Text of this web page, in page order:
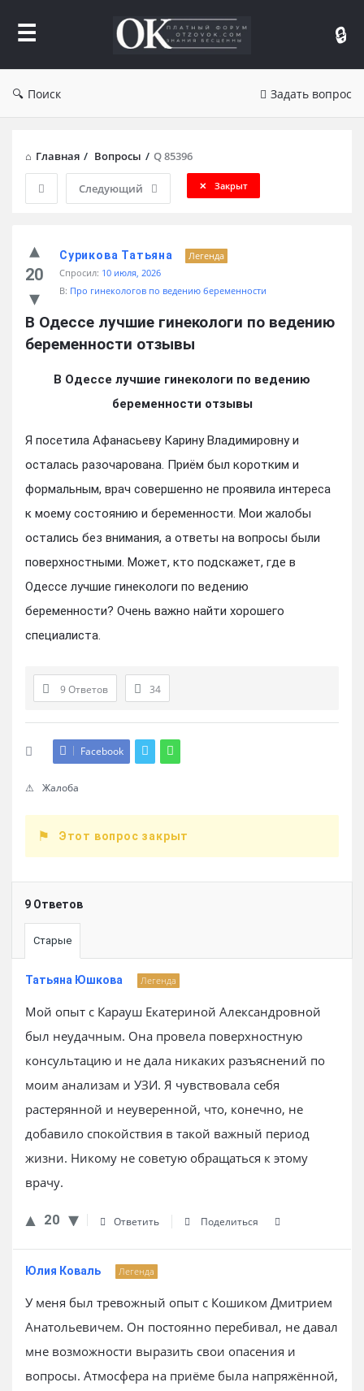
Отзывы
Поиск Задать вопрос
Главная / Вопросы / Q 85396
Следующий Закрыт
20
Сурикова Татьяна
Легенда
Спросил: 10 июля, 2026
В: Про гинекологов по ведению беременности
В Одессе лучшие гинекологи по ведению
беременности отзывы
В Одессе лучшие гинекологи по ведению
беременности отзывы
Я посетила Афанасьеву Карину Владимировну и
осталась разочарована. Приём был коротким и
формальным, врач совершенно не проявила интереса
к моему состоянию и беременности. Мои жалобы
остались без внимания, а ответы на вопросы были
поверхностными. Может, кто подскажет, где в
Одессе лучшие гинекологи по ведению
беременности? Очень важно найти хорошего
специалиста.
9 Ответов 34
Facebook
Жалоба
Этот вопрос закрыт
9 Ответов
Старые
Татьяна Юшкова Легенда
Мой опыт с Карауш Екатериной Александровной
был неудачным. Она провела поверхностную
консультацию и не дала никаких разъяснений по
моим анализам и УЗИ. Я чувствовала себя
растерянной и неуверенной, что, конечно, не
добавило спокойствия в такой важный период
жизни. Никому не советую обращаться к этому
врачу.
20 Ответить Поделиться
Юлия Коваль Легенда
У меня был тревожный опыт с Кошиком Дмитрием
Анатольевичем. Он постоянно перебивал, не давал
мне возможности выразить свои опасения и
вопросы. Атмосфера на приёме была напряжённой,